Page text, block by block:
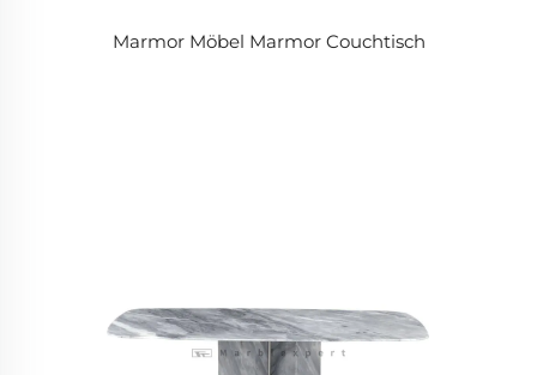
Marmor Möbel Marmor Couchtisch